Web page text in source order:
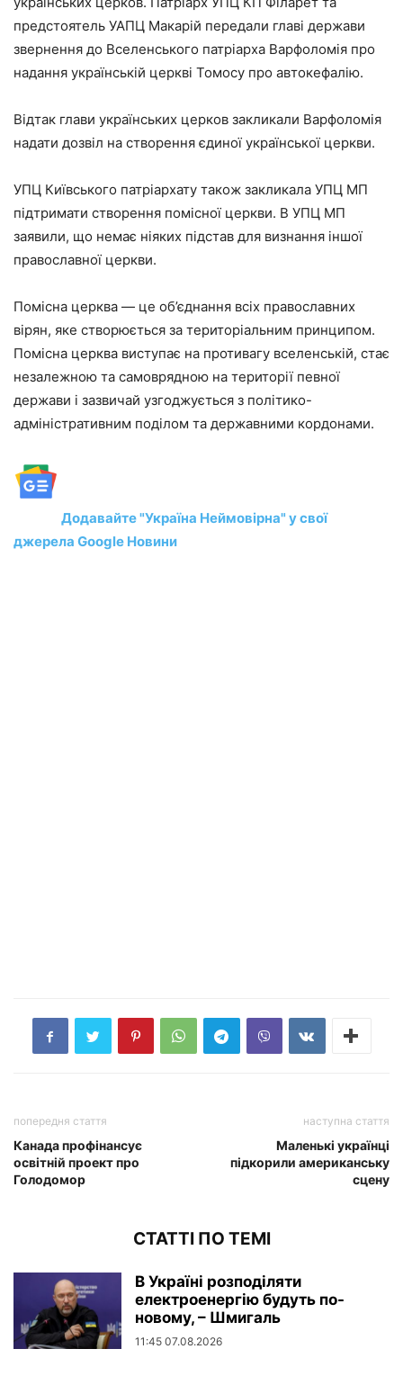
предстоятель УАПЦ Макарій передали главі держави
звернення до Вселенського патріарха Варфоломія про
надання українській церкві Томосу про автокефалію.
Відтак глави українських церков закликали Варфоломія
надати дозвіл на створення єдиної української церкви.
УПЦ Київського патріархату також закликала УПЦ МП
підтримати створення помісної церкви. В УПЦ МП
заявили, що немає ніяких підстав для визнання іншої
православної церкви.
Помісна церква — це об’єднання всіх православних
вірян, яке створюється за територіальним принципом.
Помісна церква виступає на противагу вселенській, стає
незалежною та самоврядною на території певної
держави і зазвичай узгоджується з політико-
адміністративним поділом та державними кордонами.
Додавайте "Україна Неймовірна" у свої
джерела Google Новини
попередня стаття
Канада профінансує
освітній проект про
Голодомор
наступна стаття
Маленькі українці
підкорили американську
сцену
СТАТТІ ПО ТЕМІ
В Україні розподіляти
електроенергію будуть по-
новому, – Шмигаль
11:45 07.08.2026